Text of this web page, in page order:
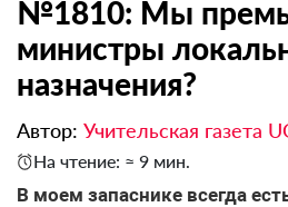
№1810: Мы
министры
назначения?
Автор: Учительская газета
На чтение: ≈ 9 мин.
В моем запаснике всегда